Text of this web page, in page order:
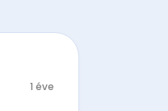
1 éve